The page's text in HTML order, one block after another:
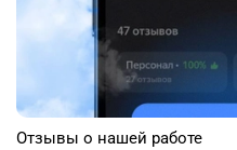
Отзывы о нашей работе